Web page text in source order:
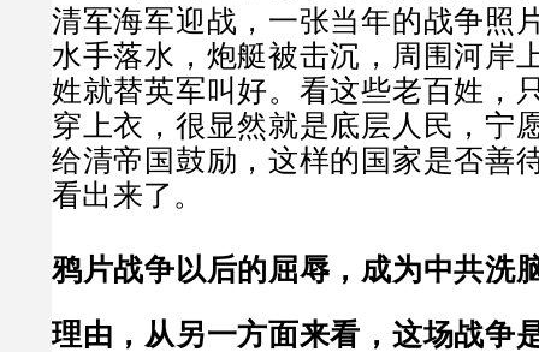
清军海军迎战，一张当年的战争照
水手落水，炮艇被击沉，周围河岸
姓就替英军叫好。看这些老百姓，
穿上衣，很显然就是底层人民，宁
给清帝国鼓励，这样的国家是否善
看出来了。
鸦片战争以后的屈辱，成为中共洗
理由，从另一方面来看，这场战争